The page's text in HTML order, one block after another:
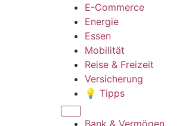
E-Commerce
Energie
Essen
Mobilität
Reise & Freizeit
Versicherung
💡 Tipps
Menü